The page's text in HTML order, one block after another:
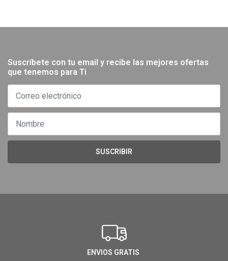
Suscríbete con tu email y recibe las mejores ofertas
que tenemos para Ti
SUSCRIBIR
ENVIOS GRATIS